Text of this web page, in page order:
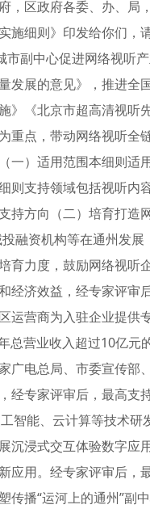
，区政府各委、办、
施细则》印发给你们
市副中心促进网络视听
发展的意见》，推进
》《北京市超高清视
重点，带动网络视听
一）适用范围本细则
则支持领域包括视听
持方向（二）培育打
融资机构等在通州发
育力度，鼓励网络视
经济效益，经专家评
运营商为入驻企业提
总营业收入超过10亿
广电总局、市委宣传
经专家评审后，最高
智能、云计算等技术
沉浸式交互体验数字
应用。经专家评审后
传播“运河上的通州”副